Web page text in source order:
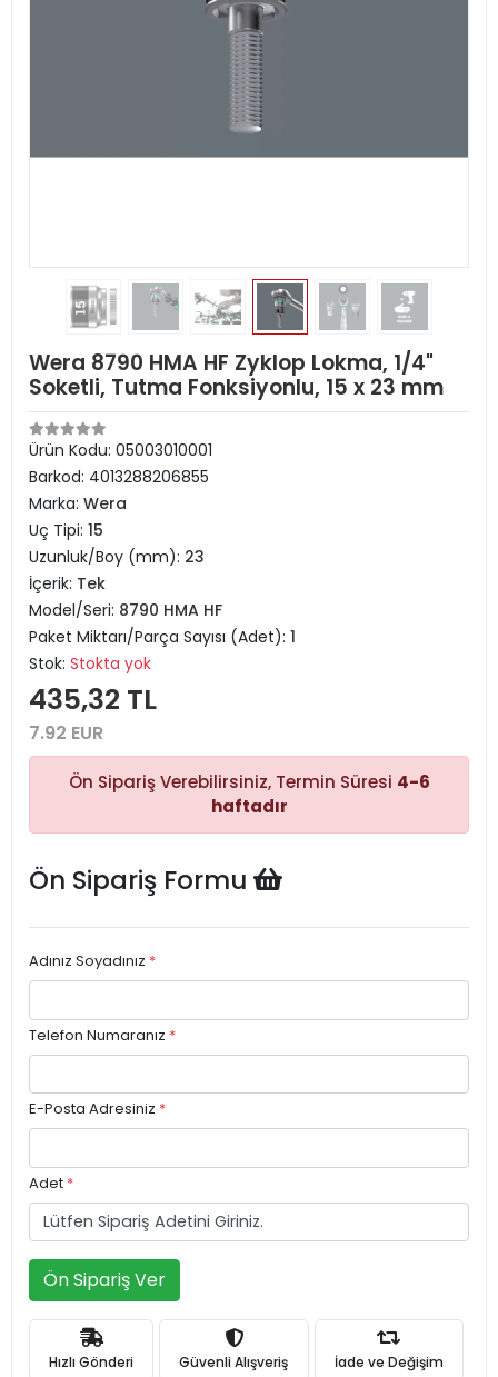
Wera 8790 HMA HF Zyklop Lokma, 1/4"
Soketli, Tutma Fonksiyonlu, 15 x 23 mm
Ürün Kodu: 05003010001
Barkod: 4013288206855
Marka: Wera
Uç Tipi: 15
Uzunluk/Boy (mm): 23
İçerik: Tek
Model/Seri: 8790 HMA HF
Paket Miktarı/Parça Sayısı (Adet): 1
Stok: Stokta yok
435,32 TL
7.92 EUR
Ön Sipariş Verebilirsiniz, Termin Süresi 4-6
haftadır
Ön Sipariş Formu
Adınız Soyadınız *
Telefon Numaranız *
E-Posta Adresiniz *
Adet *
Ön Sipariş Ver
Hızlı Gönderi Güvenli Alışveriş İade ve Değişim